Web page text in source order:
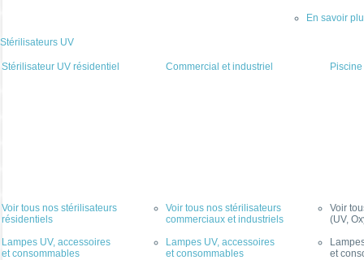
En savoir
Stérilisateurs UV
Stérilisateur UV résidentiel
Voir tous nos stérilisateurs
résidentiels
Lampes UV, accessoires
et consommables
Commercial et industriel
Voir tous nos stérilisateurs
commerciaux et industriels
Lampes UV, accessoires
et consommables
Voir
(UV,
et